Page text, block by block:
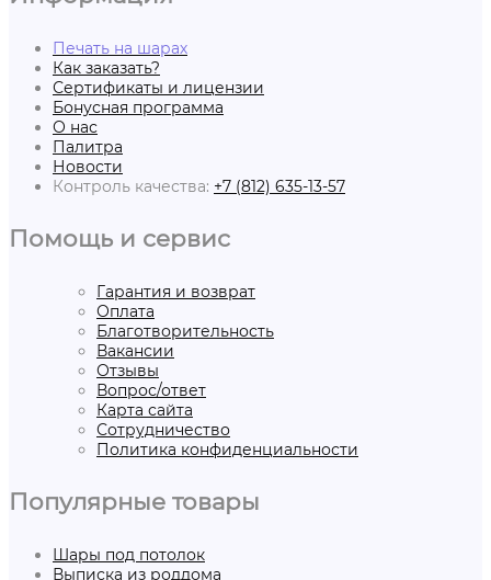
Печать на шарах
Как заказать?
Сертификаты и лицензии
Бонусная программа
О нас
Палитра
Новости
Контроль качества: +7 (812) 635-13-57
Помощь и сервис
Гарантия и возврат
Оплата
Благотворительность
Вакансии
Отзывы
Вопрос/ответ
Карта сайта
Сотрудничество
Политика конфиденциальности
Популярные товары
Шары под потолок
Выписка из роддома